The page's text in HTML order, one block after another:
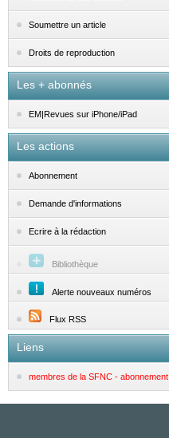
Soumettre un article
Droits de reproduction
Les + abonnés
EM|Revues sur iPhone/iPad
Les actions
Abonnement
Demande d'informations
Ecrire à la rédaction
Bibliothèque
Alerte nouveaux numéros
Flux RSS
Liens
membres de la SFNC - abonnement